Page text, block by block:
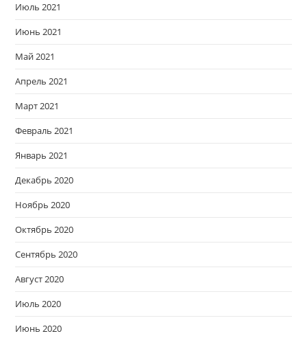
Июль 2021
Июнь 2021
Май 2021
Апрель 2021
Март 2021
Февраль 2021
Январь 2021
Декабрь 2020
Ноябрь 2020
Октябрь 2020
Сентябрь 2020
Август 2020
Июль 2020
Июнь 2020